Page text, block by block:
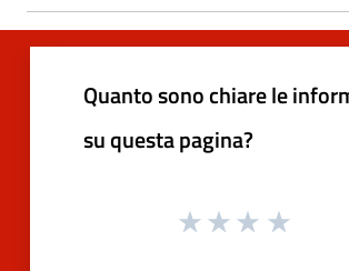
Quanto sono chiare le
su questa pagina?